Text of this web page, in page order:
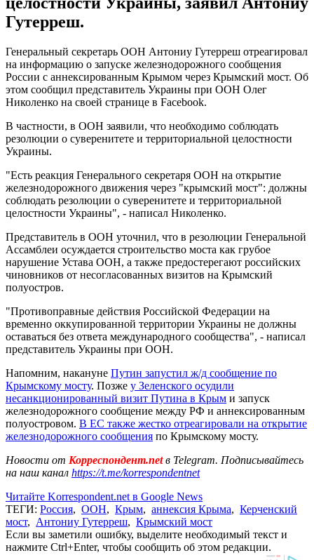
Гутерреш.
Генеральный секретарь ООН Антониу Гутерреш отреагировал
на информацию о запуске железнодорожного сообщения
России с аннексированным Крымом через Крымский мост. Об
этом сообщил представитель Украины при ООН Олег
Николенко на своей странице в Facebook.
В частности, в ООН заявили, что необходимо соблюдать
резолюции о суверенитете и территориальной целостности
Украины.
"Есть реакция Генерального секретаря ООН на открытие
железнодорожного движения через "крымский мост": должны
соблюдать резолюции о суверенитете и территориальной
целостности Украины", - написал Николенко.
Представитель в ООН уточнил, что в резолюции Генеральной
Ассамблеи осуждается строительство моста как грубое
нарушение Устава ООН, а также предостерегают российских
чиновников от несогласованных визитов на Крымский
полуостров.
"Противоправные действия Российской Федерации на
временно оккупированной территории Украины не должны
оставаться без ответа международного сообщества", - написал
представитель Украины при ООН.
Напомним, накануне Путин запустил ж/д сообщение по
Крымскому мосту. Позже у Зеленского осудили
несанкционированный визит Путина в Крым и запуск
железнодорожного сообщение между РФ и аннексированным
полуостровом. В ЕС также жестко отреагировали на открытие
железнодорожного сообщения по Крымскому мосту.
Новости от Корреспондент.netв Telegram. Подписывайтесь
на наш канал https://t.me/korrespondentnet
Читайте Korrespondent.net в Google News
ТЕГИ: Россия, ООН, Крым, аннексия Крыма, Керченский
мост, Антониу Гутерреш, Крымский мост
Если вы заметили ошибку, выделите необходимый текст и
нажмите Ctrl+Enter, чтобы сообщить об этом редакции.